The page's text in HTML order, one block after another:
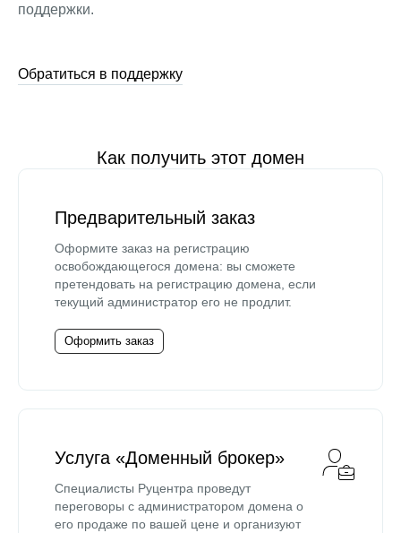
поддержки.
Обратиться в поддержку
Как получить этот домен
Предварительный заказ
Оформите заказ на регистрацию
освобождающегося домена: вы сможете
претендовать на регистрацию домена, если
текущий администратор его не продлит.
Оформить заказ
Услуга «Доменный брокер»
Специалисты Руцентра проведут
переговоры с администратором домена о
его продаже по вашей цене и организуют